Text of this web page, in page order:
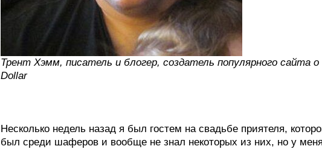
Трент Хэмм, писатель и блогер, создатель популярного сайта
Dollar
Несколько недель назад я был гостем на свадьбе приятеля,
был среди шаферов и вообще не знал некоторых из них, но у